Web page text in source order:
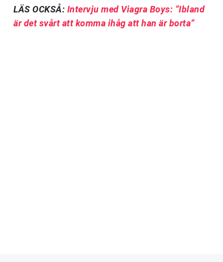
LÄS OCKSÅ: Intervju med Viagra Boys: ”Ibland
är det svårt att komma ihåg att han är borta”